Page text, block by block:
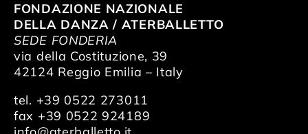
FONDAZIONE NAZIONALE
DELLA DANZA / ATERBALLETTO
SEDE FONDERIA
via della Costituzione, 39
42124 Reggio Emilia – Italy
tel. +39 0522 273011
fax +39 0522 924189